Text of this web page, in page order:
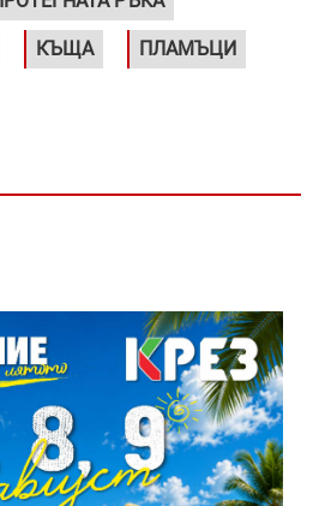
КЪЩА ПЛАМЪЦИ